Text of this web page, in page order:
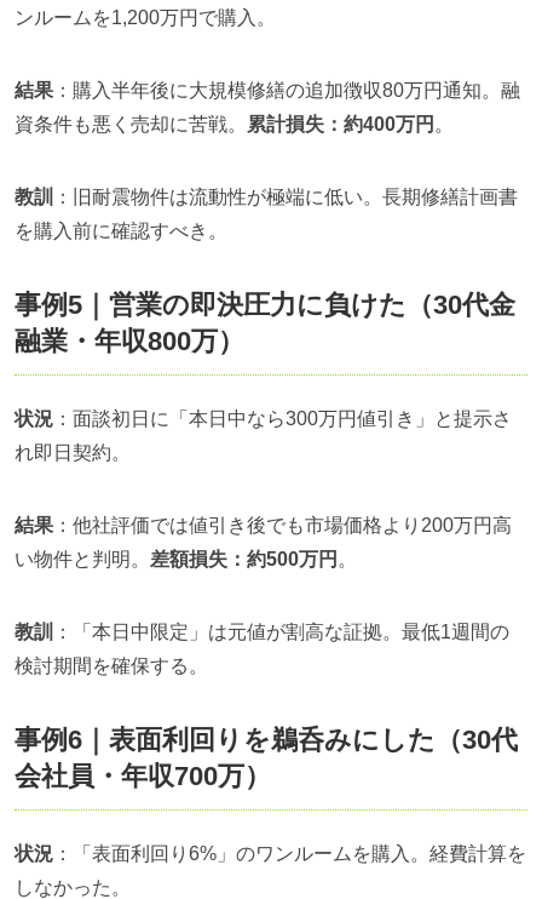
ンルームを1,200万円で購入。
結果 ：購入半年後に大規模修繕の追加徴収80万円通知。融
資条件も悪く売却に苦戦。
累計損失：約400万円 。
教訓
：旧耐震物件は流動性が極端に低い。長期修繕計画書
を購入前に確認すべき。
事例5｜営業の即決圧力に負けた（30代金
融業・年収800万）
状況 ：面談初日に「本日中なら300万円値引き」と提示さ
れ即日契約。
結果 ：他社評価では値引き後でも市場価格より200万円高
い物件と判明。 差額損失：約500万円 。
教訓
：「本日中限定」は元値が割高な証拠。最低1週間の
検討期間を確保する。
事例6｜表面利回りを鵜呑みにした（30代
会社員・年収700万）
状況 ：「表面利回り6%」のワンルームを購入。経費計算を
しなかった。